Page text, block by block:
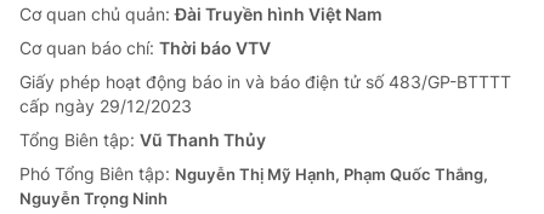
Cơ quan chủ quản:Đài Truyền hình Việt Nam
Cơ quan báo chí: Thời báo VTV
Giấy phép hoạt động báo in và báo điện tử số 483/GP-BTTTT
cấp ngày 29/12/2023
Tổng Biên tập: Vũ Thanh Thủy
Phó Tổng Biên tập: Nguyễn Thị Mỹ Hạnh, Phạm Quốc Thắng,
Nguyễn Trọng Ninh